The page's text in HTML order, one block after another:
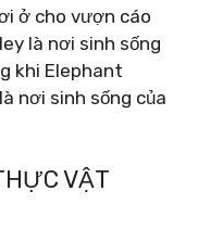
ở cho vượn cáo
là nơi sinh sống
khi Elephant
nơi sinh sống của
VẬT